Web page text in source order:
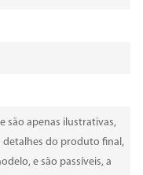
são apenas ilustrativas,
do produto final,
e são passíveis, a